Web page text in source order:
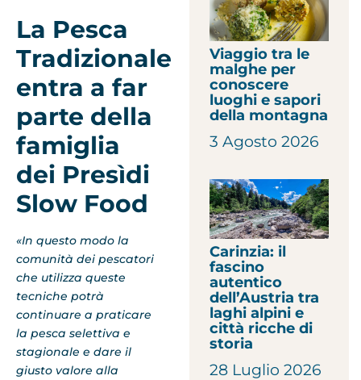
La Pesca
Tradizionale
entra a far
parte della
famiglia
dei Presìdi
Slow Food
«In questo modo la
comunità dei pescatori
che utilizza queste
tecniche potrà
continuare a praticare
la pesca selettiva e
stagionale e dare il
giusto valore alla
Viaggio tra le
malghe per
conoscere
luoghi e sapori
della montagna
3 Agosto 2026
Carinzia: il
fascino
autentico
dell’Austria tra
laghi alpini e
città ricche di
storia
28 Luglio 2026